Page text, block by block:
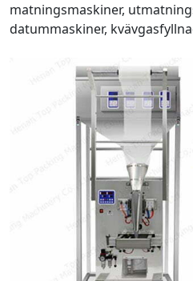
matningsmaskiner,
datummaskiner,